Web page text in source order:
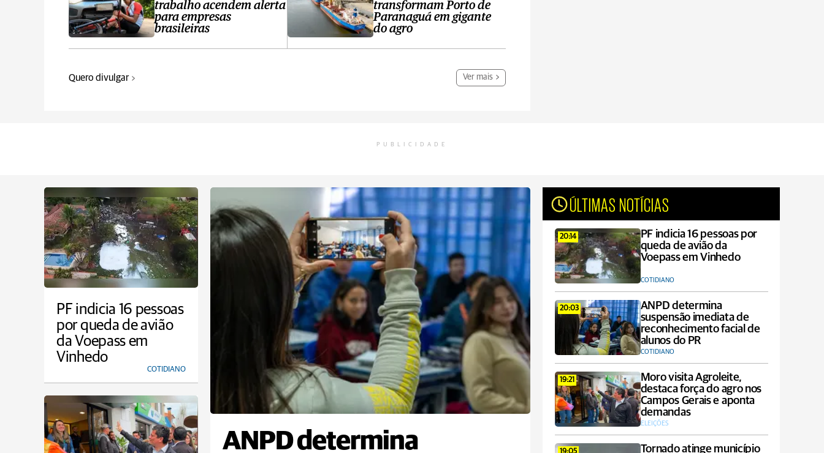
trabalho acendem alerta
para empresas
brasileiras
transformam Porto de
Paranaguá em gigante
do agro
Quero divulgar Ver mais
PUBLICIDADE
PF indicia 16 pessoas
por queda de avião
da Voepass em
Vinhedo
COTIDIANO
ANPD determina
ÚLTIMAS NOTÍCIAS
20:14
PF indicia 16 pessoas por
queda de avião da
Voepass em Vinhedo
COTIDIANO
20:03
ANPD determina
suspensão imediata de
reconhecimento facial de
alunos do PR
COTIDIANO
19:21
Moro visita Agroleite,
destaca força do agro nos
Campos Gerais e aponta
demandas
ELEIÇÕES
Tornado atinge município